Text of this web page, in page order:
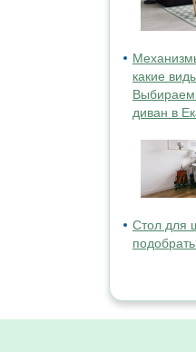
какие
Выбираем
диван в
Стол для